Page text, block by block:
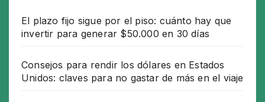
El plazo fijo sigue por el piso: cuánto hay que
invertir para generar $50.000 en 30 días
Consejos para rendir los dólares en Estados
Unidos: claves para no gastar de más en el viaje